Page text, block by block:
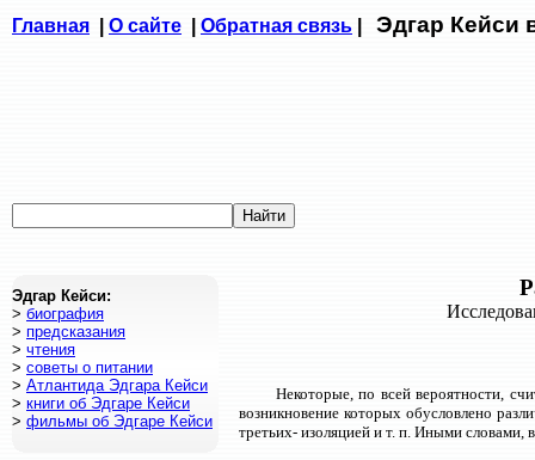
Некоторые, по всей вероятности,
возникновение которых обусловлено
третьих- изоляцией и т. п. Иными словами,
Эдгар Кейси:
> биография
> предсказания
> чтения
> советы о питании
> Атлантида Эдгара Кейси
> книги об Эдгаре Кейси
> фильмы об Эдгаре Кейси
Главная О сайте Обратная связь Эдгар Кейси